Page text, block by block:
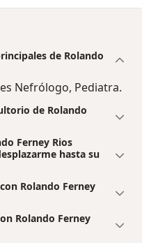
de Rolando
Nefrólogo, Pediatra.
de Rolando
Ferney Rios
hasta su
Rolando Ferney
Rolando Ferney